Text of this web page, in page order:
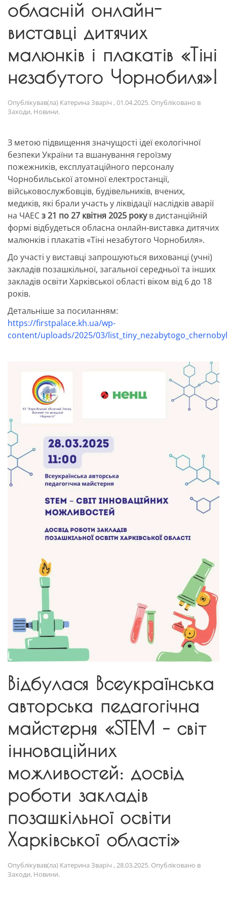
обласній онлайн-
виставці дитячих
малюнків і плакатів «Тіні
незабутого Чорнобиля»!
Опублікував(ла) Катерина Зваріч ,01.04.2025. Опубліковано в
Заходи, Новини.
З метою підвищення значущості ідеї екологічної
безпеки України та вшанування героїзму
пожежників, експлуатаційного персоналу
Чорнобильської атомної електростанції,
військовослужбовців, будівельників, вчених,
медиків, які брали участь у ліквідації наслідків аварії
на ЧАЕСз 21 по 27 квітня 2025 рокув дистанційній
формі відбудеться обласна онлайн-виставка дитячих
малюнків і плакатів «Тіні незабутого Чорнобиля».
До участі у виставці запрошуються вихованці (учні)
закладів позашкільної, загальної середньої та інших
закладів освіти Харківської області віком від 6 до 18
років.
Детальніше за посиланням:
https://firstpalace.kh.ua/wp-
content/uploads/2025/03/
Відбулася Всеукраїнська
авторська педагогічна
майстерня «STEM – світ
інноваційних
можливостей: досвід
роботи закладів
позашкільної освіти
Харківської області»
Опублікував(ла) Катерина Зваріч ,28.03.2025. Опубліковано в
Заходи, Новини.